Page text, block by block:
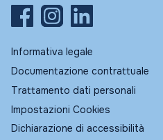
Informativa legale
Documentazione contrattuale
Trattamento dati personali
Impostazioni Cookies
Dichiarazione di accessibilità